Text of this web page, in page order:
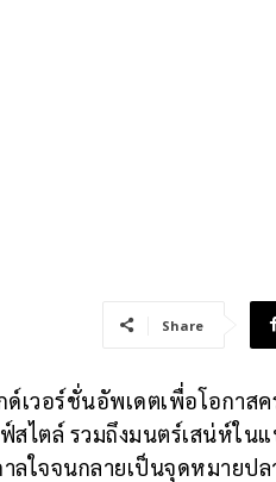
Share
เวอร์ชั่นอัพเดตเพื่อโอกา
ไตล์ รวมถึงมนตร์เสน่ห์ใน
ลใจจนกลายเป็นจุดหมายป